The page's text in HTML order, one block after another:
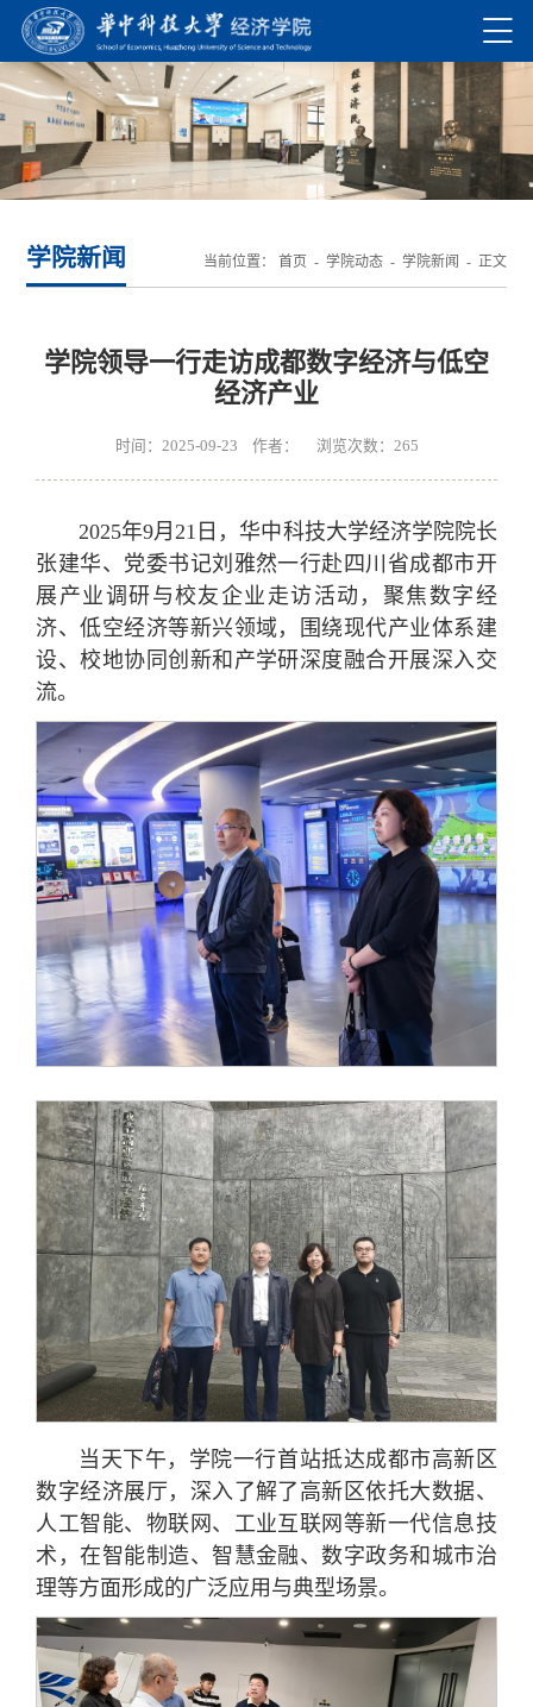
学院新闻 当前位置： 首页 - 学院动态- 学院新闻 - 正文
学院领导一行走访成都数字经济与低空
经济产业
时间：2025-09-23 作者： 浏览次数： 265
2025年9月21日，华中科技大学经济学院院长
张建华、党委书记刘雅然一行赴四川省成都市开
展产业调研与校友企业走访活动，聚焦数字经
济、低空经济等新兴领域，围绕现代产业体系建
设、校地协同创新和产学研深度融合开展深入交
流。
当天下午，学院一行首站抵达成都市高新区
数字经济展厅，深入了解了高新区依托大数据、
人工智能、物联网、工业互联网等新一代信息技
术，在智能制造、智慧金融、数字政务和城市治
理等方面形成的广泛应用与典型场景。